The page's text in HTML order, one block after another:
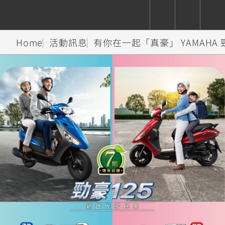
Super
Sport
Hyper
Naked
Sport
Heritage
YZF-R9
550+
YZF-R7
550+
MT-
09
Y-
AMT
550+
MT-
09
550+
XSR
700
550+
XSR
155
Premium Sport FashionAdventureFamily
TMAX
550+
XMAX
251~549
CYGNUS
XR
150
CYGNUS
X
Limi
125
Vinoora
125
BW'S
125
PW50
50
AXIS
Z /
Zii
125
JOG
CUXiE
追蹤愛車
我的愛車 瀏覽紀錄
Home 活動訊息 有你在一起「真豪」 YAMAHA